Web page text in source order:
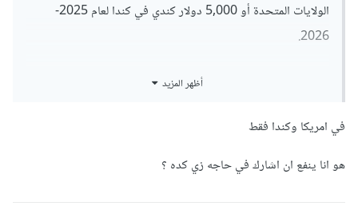
الولايات المتحدة أو 5,000 دولار كندي في كندا لعام 2025-
2026.
أظهر المزيد
في امريكا وكندا فقط
هو انا ينفع ان اشارك في حاجه زي كده ؟